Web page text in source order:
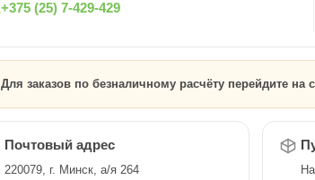
+375 (25) 7-429-429
Для заказов по безналичному расчёту перейдите на
Почтовый адрес
220079, г. Минск, а/я 264